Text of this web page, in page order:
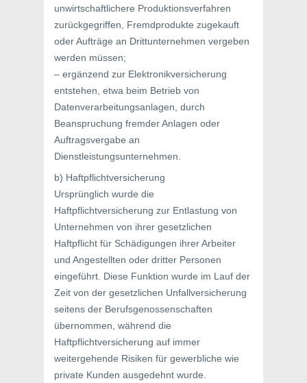
unwirtschaftlichere Produktionsverfahren
zurückgegriffen, Fremdprodukte zugekauft
oder Aufträge an Drittunternehmen vergeben
werden müssen;
– ergänzend zur Elektronikversicherung
entstehen, etwa beim Betrieb von
Datenverarbeitungsanlagen, durch
Beanspruchung fremder Anlagen oder
Auftragsvergabe an
Dienstleistungsunternehmen.
b) Haftpflichtversicherung
Ursprünglich wurde die
Haftpflichtversicherung zur Entlastung von
Unternehmen von ihrer gesetzlichen
Haftpflicht für Schädigungen ihrer Arbeiter
und Angestellten oder dritter Personen
eingeführt. Diese Funktion wurde im Lauf der
Zeit von der gesetzlichen Unfallversicherung
seitens der Berufsgenossenschaften
übernommen, während die
Haftpflichtversicherung auf immer
weitergehende Risiken für gewerbliche wie
private Kunden ausgedehnt wurde.